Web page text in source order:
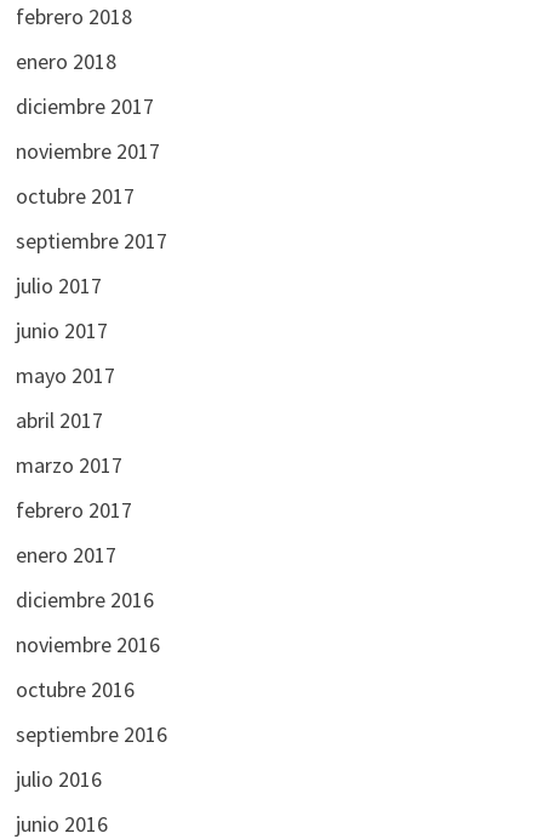
febrero 2018
enero 2018
diciembre 2017
noviembre 2017
octubre 2017
septiembre 2017
julio 2017
junio 2017
mayo 2017
abril 2017
marzo 2017
febrero 2017
enero 2017
diciembre 2016
noviembre 2016
octubre 2016
septiembre 2016
julio 2016
junio 2016